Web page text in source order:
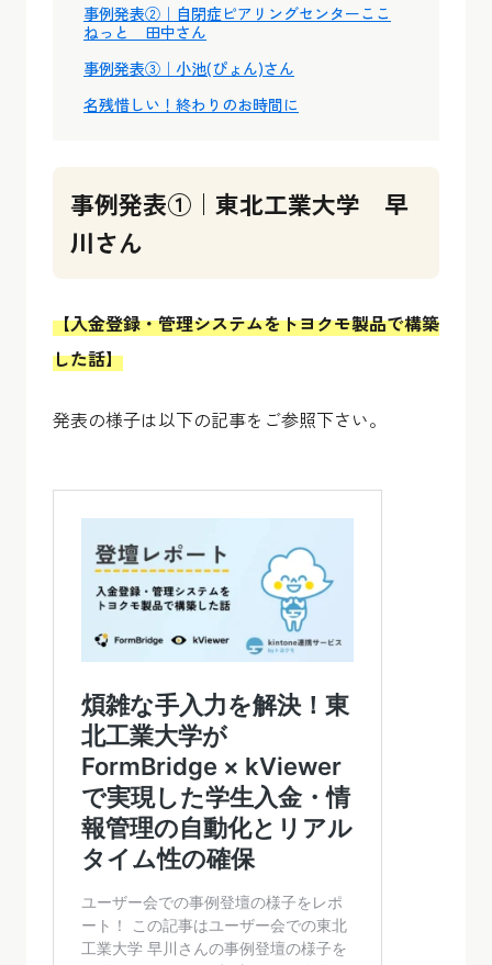
事例発表②｜自閉症ピアリングセンターここ
ねっと 田中さん
事例発表③｜小池(ぴょん)さん
名残惜しい！終わりのお時間に
事例発表①｜東北工業大学 早
川さん
【入金登録・管理システムをトヨクモ製品で構築
した話】
発表の様子は以下の記事をご参照下さい。